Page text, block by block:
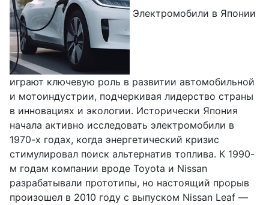
Электромобили в Японии
играют ключевую роль в развитии автомобильной
и мотоиндустрии, подчеркивая лидерство страны
в инновациях и экологии. Исторически Япония
начала активно исследовать электромобили в
1970-х годах, когда энергетический кризис
стимулировал поиск альтернатив топлива. К 1990-
м годам компании вроде Toyota и Nissan
разрабатывали прототипы, но настоящий прорыв
произошел в 2010 году с выпуском Nissan Leaf —